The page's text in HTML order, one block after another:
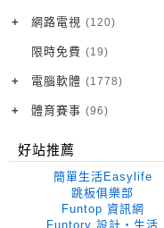
越獄JB
+ 網路電視 (120)
電視影集
電視節目
限時免費 (19)
+ 電腦軟體 (1778)
作業系統
優化軟體 (38)
光碟工具 (33)
免安裝 (641)
+ 體育賽事 (96)
好站推薦
簡單生活Easylife
跳板俱樂部
Funtop 資訊網
Funtory 設計‧生活